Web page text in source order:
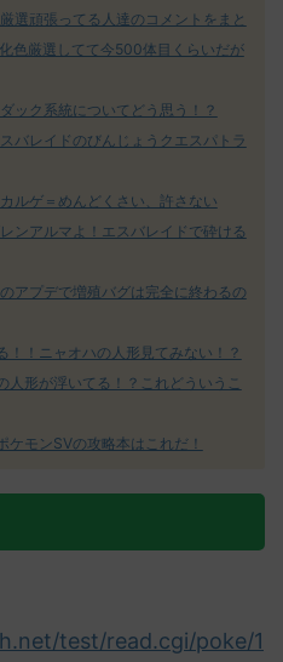
選頑張ってる人達のコメントをまと
色厳選してて今500体目くらいだが
ック系統についてどう思う！？
バレイドのびんじょうクエスパトラ
ルゲ＝めんどくさい、許さない
ンアルマよ！エスバレイドで砕ける
アプデで増殖バグは完全に終わるの
！！ニャオハの人形見てみない！？
人形が浮いてる！？これどういうこ
ケモンSVの攻略本はこれだ！
test/read.cgi/poke/1